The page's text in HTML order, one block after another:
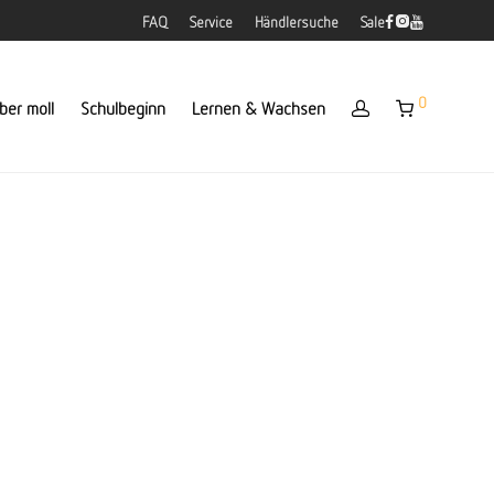
FAQ Service Händlersuche Sale
moll Schulbeginn Lernen & Wachsen 0